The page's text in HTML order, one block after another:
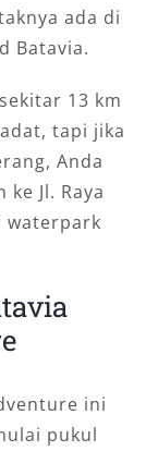
ada di
Batavia.
13 km
tapi jika
Anda
Jl. Raya
waterpark
ini
pukul